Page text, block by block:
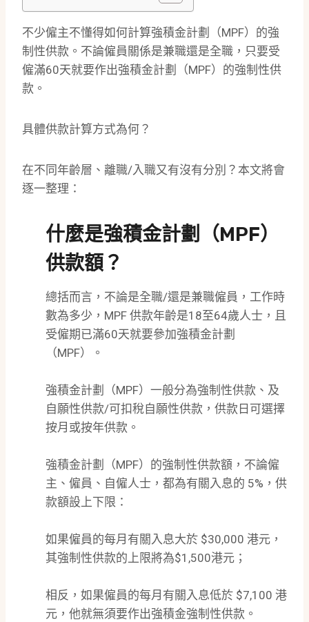
不少僱主不懂得如何計算強積金計劃（MPF）的強
制性供款。不論僱員關係是兼職還是全職，只要受
僱滿60天就要作出強積金計劃（MPF）的強制性供
款。
具體供款計算方式為何？
在不同年齡層、離職/入職又有沒有分別？本文將會
逐一整理：
什麼是強積金計劃（MPF）
供款額？
總括而言，不論是全職/還是兼職僱員，工作時
數為多少，MPF 供款年齡是18至64歲人士，且
受僱期已滿60天就要參加強積金計劃
（MPF）。
強積金計劃（MPF）一般分為強制性供款、及
自願性供款/可扣稅自願性供款，供款日可選擇
按月或按年供款。
強積金計劃（MPF）的強制性供款額，不論僱
主、僱員、自僱人士，都為有關入息的 5%，供
款額設上下限：
如果僱員的每月有關入息大於 $30,000 港元，
其強制性供款的上限將為$1,500港元；
相反，如果僱員的每月有關入息低於 $7,100 港
元，他就無須要作出強積金強制性供款。